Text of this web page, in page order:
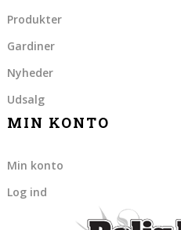
Produkter
Gardiner
Nyheder
Udsalg
MIN KONTO
Min konto
Log ind